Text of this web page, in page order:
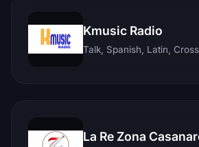
Kmusic Radio
Talk, Spanish, Latin,
La Re Zona